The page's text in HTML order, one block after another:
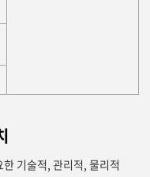
기술적, 관리적, 물리적